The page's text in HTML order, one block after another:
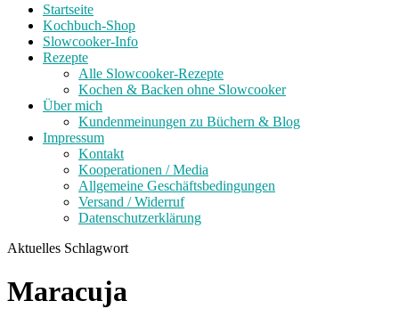
Startseite
Kochbuch-Shop
Slowcooker-Info
Rezepte
Alle Slowcooker-Rezepte
Kochen & Backen ohne Slowcooker
Über mich
Kundenmeinungen zu Büchern & Blog
Impressum
Kontakt
Kooperationen / Media
Allgemeine Geschäftsbedingungen
Versand / Widerruf
Datenschutzerklärung
Aktuelles Schlagwort
Maracuja